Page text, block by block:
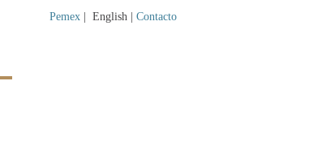
Pemex English | Contacto